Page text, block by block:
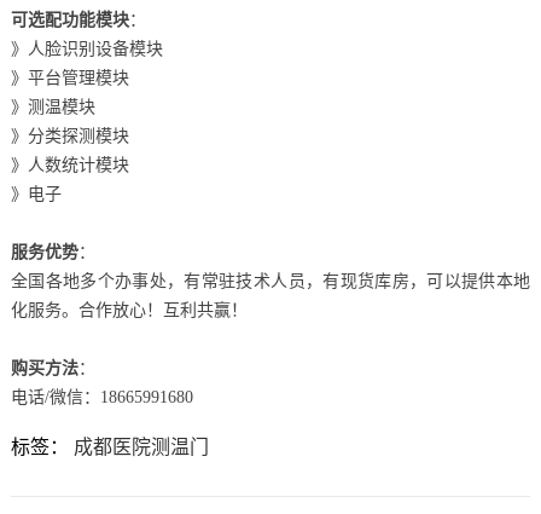
可选配功能模块：
》人脸识别设备模块
》平台管理模块
》测温模块
》分类探测模块
》人数统计模块
》电子
服务优势：
全国各地多个办事处，有常驻技术人员，有现货库房，可以提供本地
化服务。合作放心！互利共赢！
购买方法：
电话/微信：18665991680
标签： 成都医院测温门